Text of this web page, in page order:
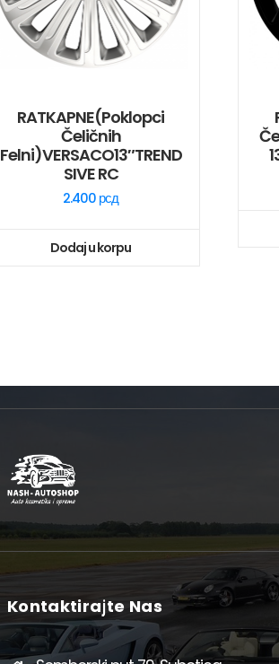
RATKAPNE(poklopci
Čeličnih
Felni)VERSACO13″TREND
SIVE RC
2.400 рсд
Dodaj u korpu
Kontaktirajte Nas